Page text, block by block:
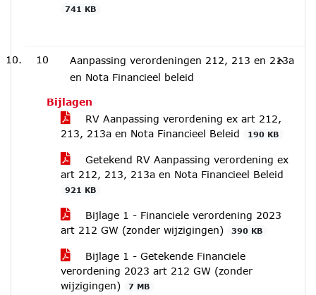
741 KB
10
Aanpassing verordeningen 212, 213 en 213a
en Nota Financieel beleid
Bijlagen
RV Aanpassing verordening ex art 212,
213, 213a en Nota Financieel Beleid
190 KB
Getekend RV Aanpassing verordening ex
art 212, 213, 213a en Nota Financieel Beleid
921 KB
Bijlage 1 - Financiele verordening 2023
art 212 GW (zonder wijzigingen)
390 KB
Bijlage 1 - Getekende Financiele
verordening 2023 art 212 GW (zonder
wijzigingen)
7 MB